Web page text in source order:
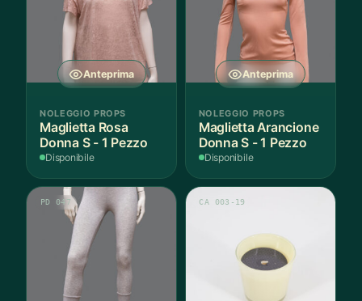
Anteprima
NOLEGGIO PROPS
Maglietta Rosa
Donna S - 1 Pezzo
Disponibile
Anteprima
NOLEGGIO PROPS
Maglietta Arancione
Donna S - 1 Pezzo
Disponibile
PD 047 CA 003-19